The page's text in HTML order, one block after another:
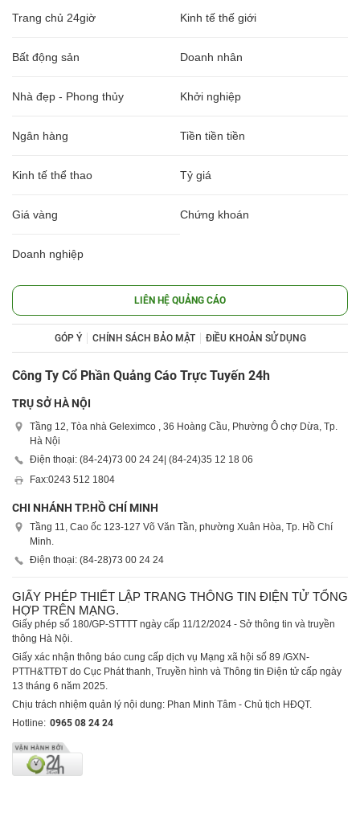
Trang chủ 24giờ Kinh tế thế giới
Bất động sản Doanh nhân
Nhà đẹp - Phong thủy Khởi nghiệp
Ngân hàng Tiền tiền tiền
Kinh tế thể thao Tỷ giá
Giá vàng Chứng khoán
Doanh nghiệp
LIÊN HỆ QUẢNG CÁO
GÓP Ý CHÍNH SÁCH BẢO MẬT ĐIỀU KHOẢN SỬ DỤNG
Công Ty Cổ Phần Quảng Cáo Trực Tuyến 24h
TRỤ SỞ HÀ NỘI
Tầng 12, Tòa nhà Geleximco , 36 Hoàng Cầu, Phường Ô chợ Dừa, Tp.
Hà Nội
Điện thoại: (84-24)73 00 24 24| (84-24)35 12 18 06
Fax:0243 512 1804
CHI NHÁNH TP.HỒ CHÍ MINH
Tầng 11, Cao ốc 123-127 Võ Văn Tần, phường Xuân Hòa, Tp. Hồ Chí
Minh.
Điện thoại: (84-28)73 00 24 24
GIẤY PHÉP THIẾT LẬP TRANG THÔNG TIN ĐIỆN TỬ TỔNG
HỢP TRÊN MẠNG.
Giấy phép số 180/GP-STTTT ngày cấp 11/12/2024 - Sở thông tin và truyền
thông Hà Nội.
Giấy xác nhận thông báo cung cấp dịch vụ Mạng xã hội số 89 /GXN-
PTTH&TTĐT do Cục Phát thanh, Truyền hình và Thông tin Điện tử cấp ngày
13 tháng 6 năm 2025.
Chịu trách nhiệm quản lý nội dung: Phan Minh Tâm - Chủ tịch HĐQT.
Hotline: 0965 08 24 24